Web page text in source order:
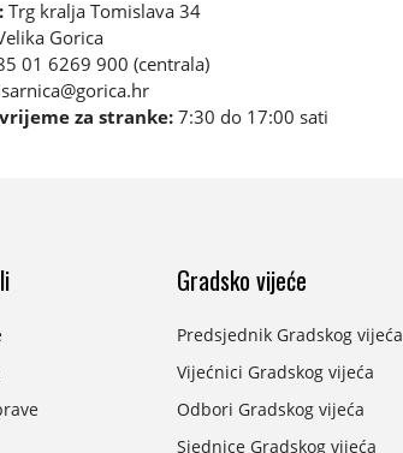
Trg kralja Tomislava 34
Gorica
01 6269 900 (centrala)
za stranke: 7:30 do 17:00 sati
Gradsko vijeće
Predsjednik Gradskog vijeća
Vijećnici Gradskog vijeća
Odbori Gradskog vijeća
Sjednice Gradskog vijeća